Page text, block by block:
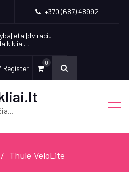
+370 (687) 48992
laikikliai.lt
Register
0
Thule VeloLite